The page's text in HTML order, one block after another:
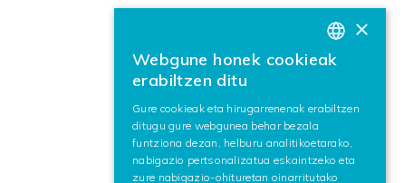
BASQUE
×
Webgune honek cookieak
erabiltzen ditu
Gure cookieak eta hirugarrenenak erabiltzen
ditugu gure webgunea behar bezala
funtziona dezan, helburu analitikoetarako,
nabigazio pertsonalizatua eskaintzeko eta
zure nabigazio-ohituretan oinarritutako